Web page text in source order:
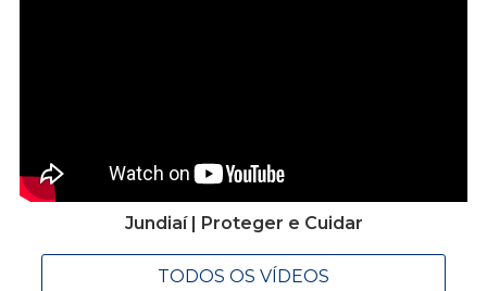
Jundiaí | Proteger e Cuidar
TODOS OS VÍDEOS